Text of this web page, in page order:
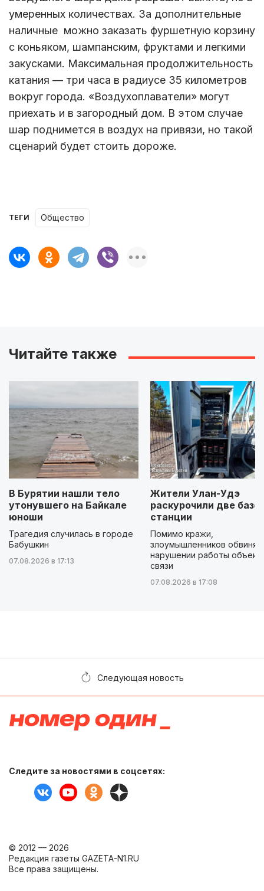
умеренных количествах. За дополнительные
наличные можно заказать фуршетную корзину
с коньяком, шампанским, фруктами и легкими
закусками. Максимальная продолжительность
катания — три часа в радиусе 35 километров
вокруг города. «Воздухоплаватели» могут
приехать и в загородный дом. В этом случае
шар поднимется в воздух на привязи, но такой
сценарий будет стоить дороже.
ТЕГИ Общество
Читайте также
В Бурятии нашли тело
утонувшего на Байкале
юноши
Трагедия случилась в городе
Бабушкин
07.08.2026 в 17:13
Жители Улан-Удэ
раскурочили две
станции
Помимо кражи,
злоумышленников
нарушении работы
связи
07.08.2026 в 17:08
Следующая новость
Следите за новостями в соцсетях:
© 2012 — 2026
Редакция газеты GAZETA-N1.RU
Все права защищены.